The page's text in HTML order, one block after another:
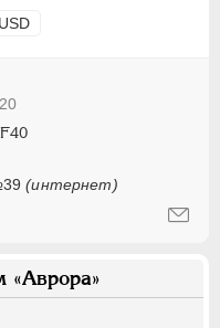
USD
(интернет)
«Аврора»